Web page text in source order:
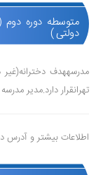
متوسطه دوره دوم
دولتی )
تهرانقرار دارد.مدیر
اطلاعات بیشتر و